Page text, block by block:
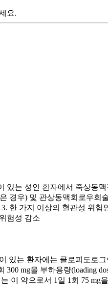
요.
있는 성인 환자에서 죽상동
경우) 및 관상동맥회로우
한 가지 이상의 혈관성 위
험성 감소
있는 환자에는 클로피도로
mg을 부하용량(loading
이 약으로서 1일 1회 75